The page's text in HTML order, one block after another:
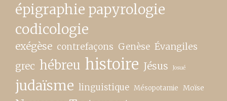
épigraphie papyrologie
codicologie
exégèse contrefaçons Genèse Évangiles
grec hébreu histoire Jésus Josué
judaïsme linguistique Mésopotamie Moïse